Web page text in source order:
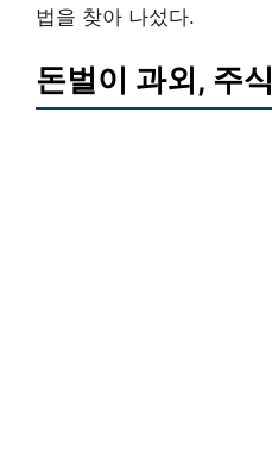
법을 찾아 나섰다.
돈벌이 과외, 주식